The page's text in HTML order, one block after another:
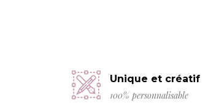
Unique et créatif
100% personnalisable